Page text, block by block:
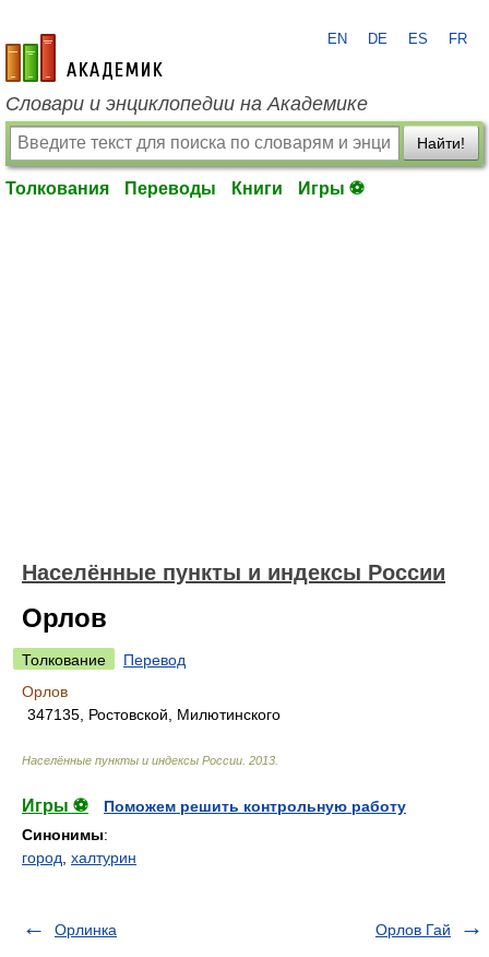
academic.ru
EN DE ES FR
Словари и энциклопедии на Академике
Найти!
Толкования Переводы Книги Игры ⚽
Населённые пункты и индексы России
Орлов
Толкование
Перевод
Орлов
347135, Ростовской, Милютинского
Населённые пункты и индексы России 2013
Игры ⚽
Поможем решить контрольную работу
Синонимы:
город халтурин
Орлинка Орлов Гай